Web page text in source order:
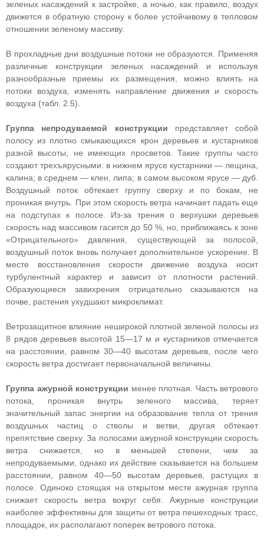
зеленых насаждений к застройке, а ночью, как правило, воздух
движется в обратную сторону к более устойчивому в тепловом
отношении зеленому массиву.
В прохладные дни воздушные потоки не образуются. Применяя
различные конструкции зеленых насаждений и используя
разнообразные приемы их размещения, можно влиять на
потоки воздуха, изменять направление движения и скорость
воздуха (табл. 2.5).
Группа непродуваемой конструкции представляет собой
полосу из плотно смыкающихся крон деревьев и кустарников
разной высоты, не имеющих просветов. Такие группы часто
создают трехъярусными: в нижнем ярусе кустарники — лещина,
калина; в среднем — клен, липа; в самом высоком ярусе — дуб.
Воздушный поток обтекает группу сверху и по бокам, не
проникая внутрь. При этом скорость ветра начинает падать еще
на подступах к полосе. Из-за трения о верхушки деревьев
скорость над массивом гасится до 50 %, но, приближаясь к зоне
«Отрицательного» давления, существующей за полосой,
воздушный поток вновь получает дополнительное ускорение. В
месте восстановления скорости движение воздуха носит
турбулентный характер и зависит от плотности растений.
Образующиеся завихрения отрицательно сказываются на
почве, растения ухудшают микроклимат.
Ветрозащитное влияние неширокой плотной зеленой полосы из
8 рядов деревьев высотой 15—17 м и кустарников отмечается
на расстоянии, равном 30—40 высотам деревьев, после чего
скорость ветра достигает первоначальной величины.
Группа ажурной конструкции менее плотная. Часть ветрового
потока, проникая внутрь зеленого массива, теряет
значительный запас энергии на образование тепла от трения
воздушных частиц о стволы и ветви, другая обтекает
препятствие сверху. За полосами ажурной конструкции скорость
ветра снижается, но в меньшей степени, чем за
непродуваемыми, однако их действие сказывается на большем
расстоянии, равном 40—50 высотам деревьев, растущих в
полосе. Одиноко стоящая на открытом месте ажурная группа
снижает скорость ветра вокруг себя. Ажурные конструкции
наиболее эффективны для защиты от ветра пешеходных трасс,
площадок, их располагают поперек ветрового потока.